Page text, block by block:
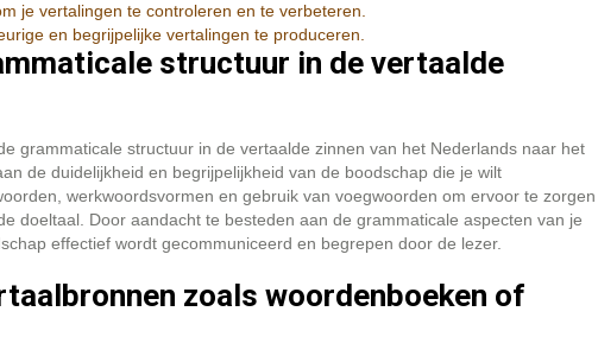
je vertalingen te controleren en te verbeteren.
en begrijpelijke vertalingen te produceren.
structuur in de vertaalde
grammaticale structuur in de vertaalde zinnen van het Nederlands naar het
de duidelijkheid en begrijpelijkheid van de boodschap die je wilt
werkwoordsvormen en gebruik van voegwoorden om ervoor te zorgen
doeltaal. Door aandacht te besteden aan de grammaticale aspecten van je
effectief wordt gecommuniceerd en begrepen door de lezer.
zoals woordenboeken of